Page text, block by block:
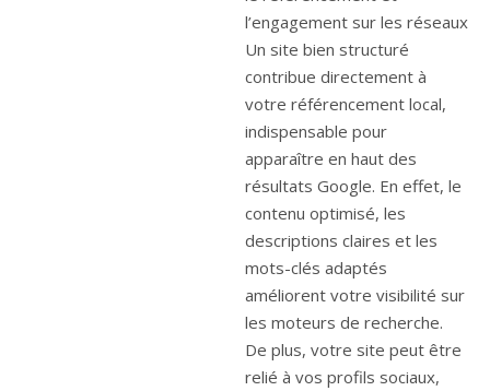
l’engagement sur les réseaux
Un site bien structuré
contribue directement à
votre référencement local,
indispensable pour
apparaître en haut des
résultats Google. En effet, le
contenu optimisé, les
descriptions claires et les
mots-clés adaptés
améliorent votre visibilité sur
les moteurs de recherche.
De plus, votre site peut être
relié à vos profils sociaux,